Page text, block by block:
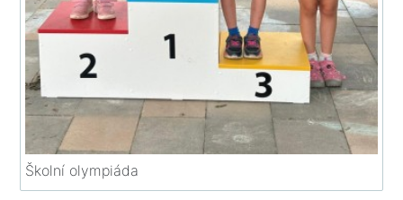
Školní olympiáda